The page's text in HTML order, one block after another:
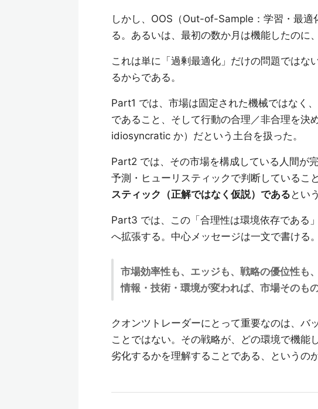
しかし、OOS（Out-of-Sample：学習・最
る。あるいは、最初の数か月は機能したのに
これは単に「過剰最適化」だけの問題ではな
るからである。
Part1 では、市場は固定された機械ではなく
であること、そして行動の合理／非合理を
idiosyncratic か）だという土台を扱った。
Part2 では、その市場を構成している人間が
予測・ヒューリスティックで判断しているこ
スティック（正解ではなく仮説）である とい
Part3 では、この「合理性は環境依存である
へ拡張する。中心メッセージは一文で書ける。
市場効率性も、エッジも、戦略の優位性も
情報・技術・環境が変われば、市場そのも
クオンツトレーダーにとって重要なのは、バ
ことではない。その戦略が、どの環境で機能
劣化するかを理解することである、というの